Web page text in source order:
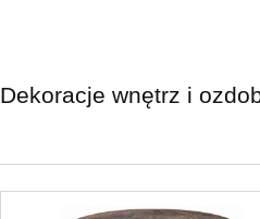
Dekoracje wnętrz i